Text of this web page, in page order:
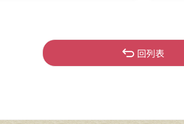
回列表